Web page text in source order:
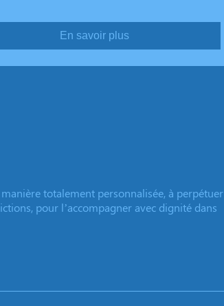
En savoir plus
totalement personnalisée, à perpétuer
pour l’accompagner avec dignité dans